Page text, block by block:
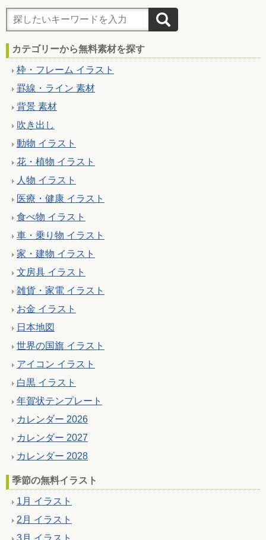
カテゴリーから無料素材を探す
枠・フレーム イラスト
罫線・ライン 素材
背景 素材
吹き出し
動物 イラスト
花・植物 イラスト
人物 イラスト
医療・健康 イラスト
食べ物 イラスト
車・乗り物 イラスト
家・建物 イラスト
文房具 イラスト
雑貨・家電 イラスト
お金 イラスト
日本地図
世界の国旗 イラスト
アイコン イラスト
白黒 イラスト
年賀状テンプレート
カレンダー 2026
カレンダー 2027
カレンダー 2028
季節の無料イラスト
1月 イラスト
2月 イラスト
3月 イラスト